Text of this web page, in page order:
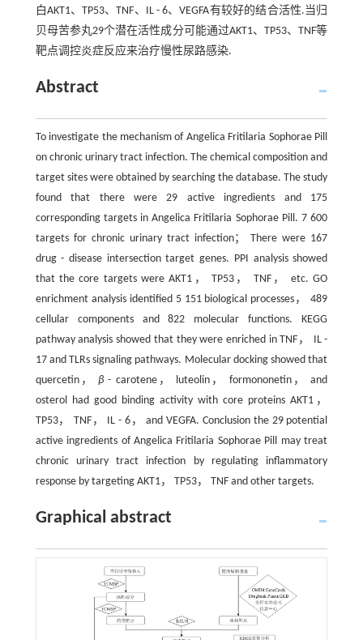
白AKT1、TP53、TNF、IL - 6、VEGFA有较好的结合活性.当归
贝母苦参丸29个潜在活性成分可能通过AKT1、TP53、TNF等
靶点调控炎症反应来治疗慢性尿路感染.
Abstract
To investigate the mechanism of Angelica Fritilaria Sophorae Pill
on chronic urinary tract infection. The chemical composition and
target sites were obtained by searching the database. The study
found that there were 29 active ingredients and 175
corresponding targets in Angelica Fritilaria Sophorae Pill. 7 600
targets for chronic urinary tract infection； There were 167
drug - disease intersection target genes. PPI analysis showed
that the core targets were AKT1， TP53， TNF， etc. GO
enrichment analysis identified 5 151 biological processes， 489
cellular components and 822 molecular functions. KEGG
pathway analysis showed that they were enriched in TNF， IL -
17 and TLRs signaling pathways. Molecular docking showed that
quercetin，β - carotene， luteolin， formononetin， and
osterol had good binding activity with core proteins AKT1，
TP53， TNF， IL - 6， and VEGFA. Conclusion the 29 potential
active ingredients of Angelica Fritilaria Sophorae Pill may treat
chronic urinary tract infection by regulating inflammatory
response by targeting AKT1， TP53， TNF and other targets.
Graphical abstract